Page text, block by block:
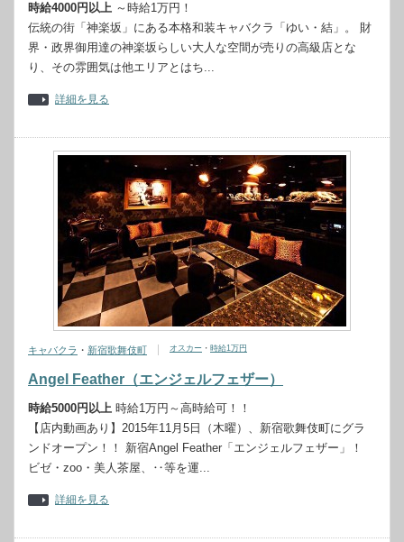
時給4000円以上 ～時給1万円！
伝統の街「神楽坂」にある本格和装キャバクラ「ゆい・結」。 財
界・政界御用達の神楽坂らしい大人な空間が売りの高級店とな
り、その雰囲気は他エリアとはち...
詳細を見る
キャバクラ ・ 新宿歌舞伎町 オスカー ・ 時給1万円
Angel Feather（エンジェルフェザー）
時給5000円以上 時給1万円～高時給可！！
【店内動画あり】2015年11月5日（木曜）、新宿歌舞伎町にグラ
ンドオープン！！ 新宿Angel Feather「エンジェルフェザー」！
ビゼ・zoo・美人茶屋、‥等を運...
詳細を見る